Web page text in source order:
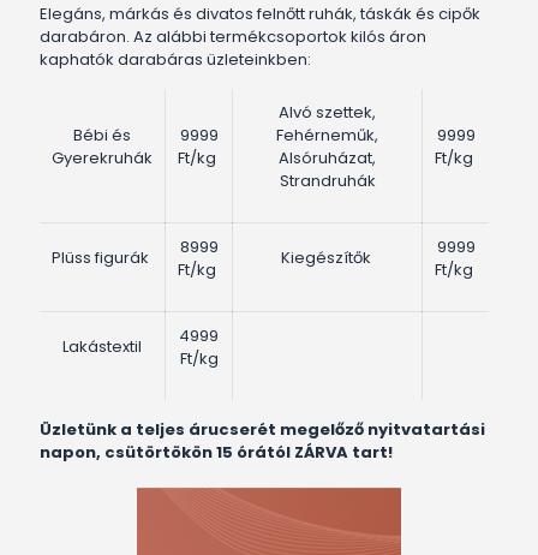
Elegáns, márkás és divatos felnőtt ruhák, táskák és cipők
darabáron. Az alábbi termékcsoportok kilós áron
kaphatók darabáras üzleteinkben:
Bébi és
Gyerekruhák
9999
Ft/kg
Alvó szettek,
Fehérneműk,
Alsóruházat,
Strandruhák
9999
Ft/kg
Plüss figurák
8999
Ft/kg
Kiegészítők
9999
Ft/kg
Lakástextil
4999
Ft/kg
Üzletünk a teljes árucserét megelőző nyitvatartási
napon, csütörtökön 15 órától ZÁRVA tart!